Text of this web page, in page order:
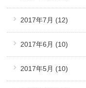
2017年7月 (12)
2017年6月 (10)
2017年5月 (10)